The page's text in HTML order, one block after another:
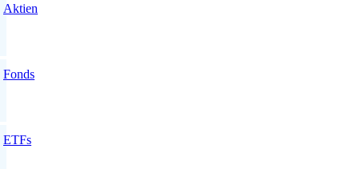
Aktien
Fonds
ETFs